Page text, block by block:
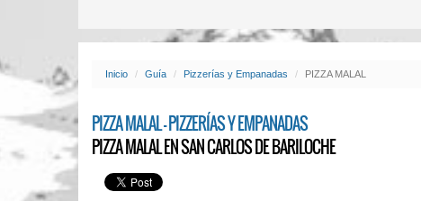
Inicio Guía Pizzerías y Empanadas PIZZA MALAL
PIZZA MALAL - PIZZERÍAS Y EMPANADAS
PIZZA MALAL EN SAN CARLOS DE BARILOCHE